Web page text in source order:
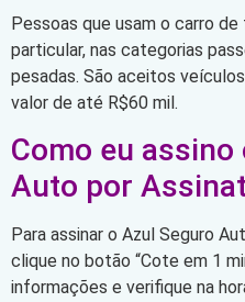
Pessoas que usam o carro
particular, nas categorias
pesadas. São aceitos
valor de até R$60 mil.
Como eu assino
Auto por
Para assinar o Azul Seguro
clique no botão “Cote em 1
informações e verifique na